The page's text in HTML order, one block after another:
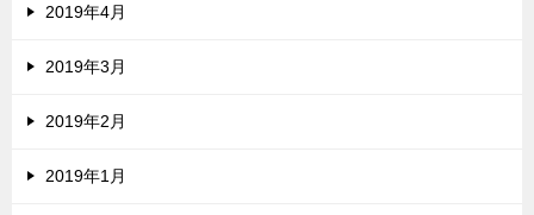
2019年4月
2019年3月
2019年2月
2019年1月